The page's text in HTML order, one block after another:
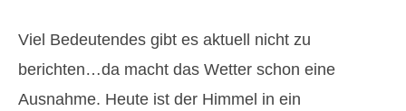
Viel Bedeutendes gibt es aktuell nicht zu
berichten…da macht das Wetter schon eine
Ausnahme. Heute ist der Himmel in ein